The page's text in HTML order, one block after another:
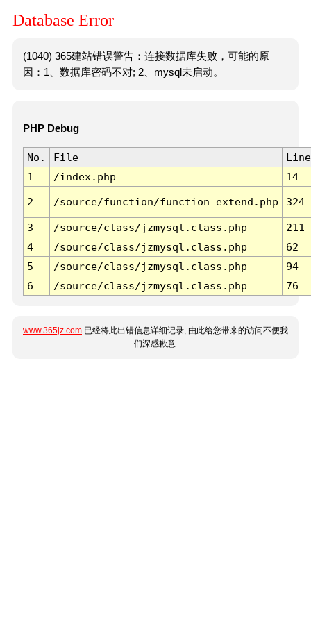
Database Error
(1040) 365建站错误警告：连接数据库失败，可能的原
因：1、数据库密码不对; 2、mysql未启动。
PHP Debug
No. File
Line
1
/index.php 14
2 /source/function/function_extend.php 324
3 /source/class/jzmysql.class.php
211
4
/source/class/jzmysql.class.php
62
5
/source/class/jzmysql.class.php
94
6
/source/class/jzmysql.class.php 76
www.365jz.com 已经将此出错信息详细记录, 由此给您带来的访问不便我
们深感歉意.